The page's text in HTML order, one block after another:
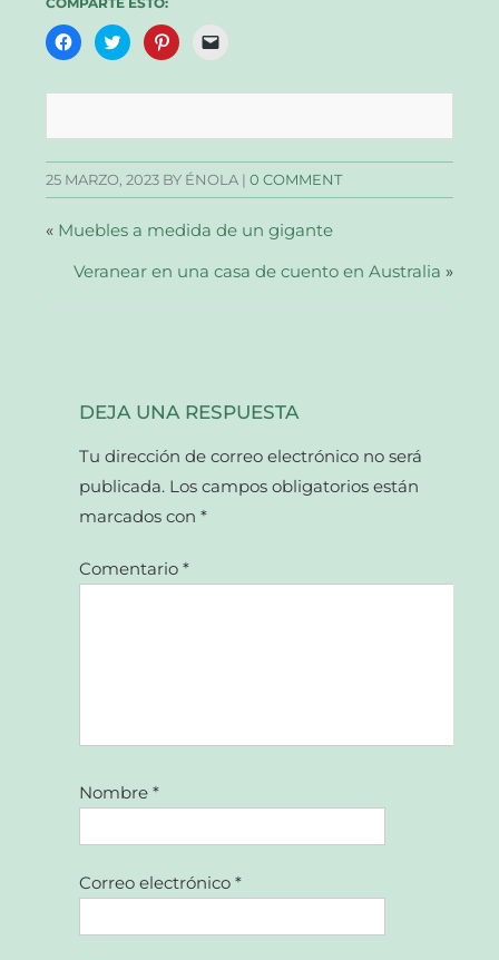
Haz
clic
en
abre
una
ventana
nueva)
Haz
clic
en
abre
una
ventana
nueva)
Haz
clic
en
abre
una
ventana
nueva)
Haz
clic
un
correo
a
un
amigo
abre
en
ventana
25 MARZO, 2023 BY ÉNOLA |0 COMMENT
« Muebles a medida de un gigante
Veranear en una casa de cuento en Australia »
DEJA UNA RESPUESTA
Tu dirección de correo electrónico no será
publicada. Los campos obligatorios están
marcados con*
Comentario*
Nombre*
Correo electrónico*